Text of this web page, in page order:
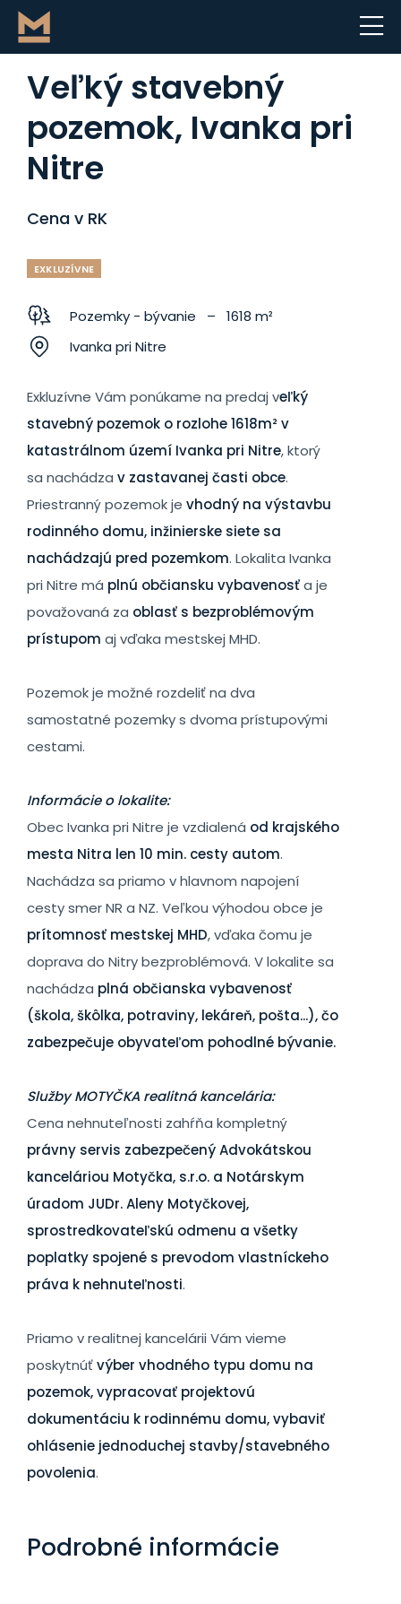
Veľký stavebný
pozemok, Ivanka pri
Nitre
Cena v RK
EXKLUZÍVNE
Pozemky - bývanie – 1618 m²
Ivanka pri Nitre
Exkluzívne Vám ponúkame na predaj veľký
stavebný pozemok o rozlohe 1618m² v
katastrálnom území Ivanka pri Nitre, ktorý
sa nachádza v zastavanej časti obce.
Priestranný pozemok je vhodný na výstavbu
rodinného domu, inžinierske siete sa
nachádzajú pred pozemkom. Lokalita Ivanka
pri Nitre má plnú občiansku vybavenosťa je
považovaná za oblasť s bezproblémovým
prístupom aj vďaka mestskej MHD.
Pozemok je možné rozdeliť na dva
samostatné pozemky s dvoma prístupovými
cestami.
Informácie o lokalite:
Obec Ivanka pri Nitre je vzdialená od krajského
mesta Nitra len 10 min. cesty autom.
Nachádza sa priamo v hlavnom napojení
cesty smer NR a NZ. Veľkou výhodou obce je
prítomnosť mestskej MHD, vďaka čomu je
doprava do Nitry bezproblémová. V lokalite sa
nachádza plná občianska vybavenosť
(škola, škôlka, potraviny, lekáreň, pošta...), čo
zabezpečuje obyvateľom pohodlné bývanie.
Služby MOTYČKA realitná kancelária:
Cena nehnuteľnosti zahŕňa kompletný
právny servis zabezpečený Advokátskou
kanceláriou Motyčka, s.r.o. a Notárskym
úradom JUDr. Aleny Motyčkovej,
sprostredkovateľskú odmenu a všetky
poplatky spojené s prevodom vlastníckeho
práva k nehnuteľnosti.
Priamo v realitnej kancelárii Vám vieme
poskytnúťvýber vhodného typu domu na
pozemok, vypracovať projektovú
dokumentáciu k rodinnému domu, vybaviť
ohlásenie jednoduchej stavby/stavebného
povolenia.
Podrobné informácie